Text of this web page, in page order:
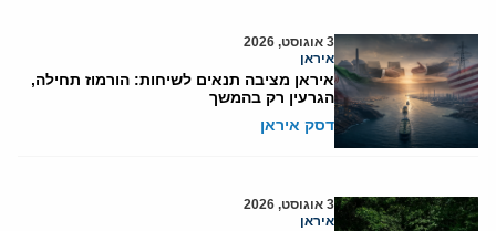
3 אוגוסט, 2026
איראן
איראן מציבה תנאים לשיחות: הורמוז תחילה,
הגרעין רק בהמשך
דסק איראן
3 אוגוסט, 2026
איראן